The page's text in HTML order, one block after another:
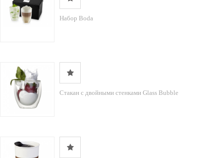
Набор Boda
Стакан с двойными стенками Glass Bubble